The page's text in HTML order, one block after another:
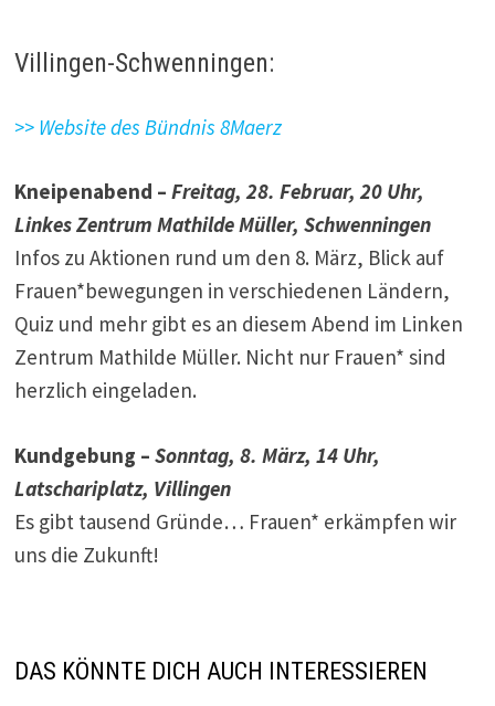
Villingen-Schwenningen:
>> Website des Bündnis 8Maerz
Kneipenabend – Freitag, 28. Februar, 20 Uhr,
Linkes Zentrum Mathilde Müller, Schwenningen
Infos zu Aktionen rund um den 8. März, Blick auf
Frauen*bewegungen in verschiedenen Ländern,
Quiz und mehr gibt es an diesem Abend im Linken
Zentrum Mathilde Müller. Nicht nur Frauen* sind
herzlich eingeladen.
Kundgebung – Sonntag, 8. März, 14 Uhr,
Latschariplatz, Villingen
Es gibt tausend Gründe… Frauen* erkämpfen wir
uns die Zukunft!
DAS KÖNNTE DICH AUCH INTERESSIEREN